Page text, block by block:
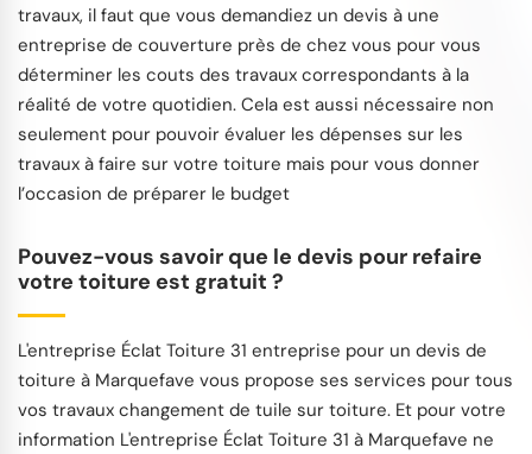
travaux, il faut que vous demandiez un devis à une
entreprise de couverture près de chez vous pour vous
déterminer les couts des travaux correspondants à la
réalité de votre quotidien. Cela est aussi nécessaire non
seulement pour pouvoir évaluer les dépenses sur les
travaux à faire sur votre toiture mais pour vous donner
l’occasion de préparer le budget
Pouvez-vous savoir que le devis pour refaire
votre toiture est gratuit ?
L'entreprise Éclat Toiture 31 entreprise pour un devis de
toiture à Marquefave vous propose ses services pour tous
vos travaux changement de tuile sur toiture. Et pour votre
information L'entreprise Éclat Toiture 31 à Marquefave ne